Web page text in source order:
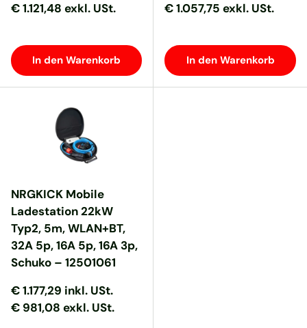
€ 1.121,48 exkl. USt.
In den Warenkorb
€ 1.057,75 exkl. USt.
In den Warenkorb
NRGKICK Mobile
Ladestation 22kW
Typ2, 5m, WLAN+BT,
32A 5p, 16A 5p, 16A 3p,
Schuko – 12501061
Normaler Preis
Normaler Preis
€ 1.177,29 inkl. USt.
€ 981,08 exkl. USt.